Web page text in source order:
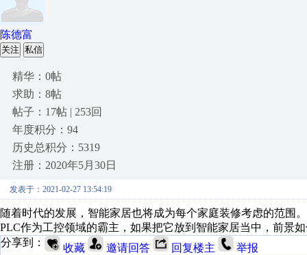
陈德富
关注 私信
精华：0帖
求助：8帖
帖子：17帖 | 253回
年度积分：94
历史总积分：5319
注册：2020年5月30日
发表于：2021-02-27 13:54:19
随着时代的发展，智能家居也将成为每个家庭装修考虑的范围
PLC作为工控领域的霸主，如果把它放到智能家居当中，前景
分享到：
收藏 邀请回答 回复楼主 举报